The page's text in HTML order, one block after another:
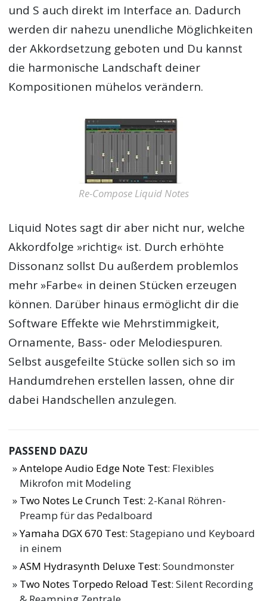
und S auch direkt im Interface an. Dadurch
werden dir nahezu unendliche Möglichkeiten
der Akkordsetzung geboten und Du kannst
die harmonische Landschaft deiner
Kompositionen mühelos verändern.
Re-Compose Liquid Notes
Liquid Notes sagt dir aber nicht nur, welche
Akkordfolge »richtig« ist. Durch erhöhte
Dissonanz sollst Du außerdem problemlos
mehr »Farbe« in deinen Stücken erzeugen
können. Darüber hinaus ermöglicht dir die
Software Effekte wie Mehrstimmigkeit,
Ornamente, Bass- oder Melodiespuren.
Selbst ausgefeilte Stücke sollen sich so im
Handumdrehen erstellen lassen, ohne dir
dabei Handschellen anzulegen.
PASSEND DAZU
Antelope Audio Edge Note Test: Flexibles
Mikrofon mit Modeling
Two Notes Le Crunch Test: 2-Kanal Röhren-
Preamp für das Pedalboard
Yamaha DGX 670 Test: Stagepiano und Keyboard
in einem
ASM Hydrasynth Deluxe Test: Soundmonster
Two Notes Torpedo Reload Test: Silent Recording